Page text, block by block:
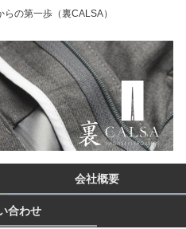
の第一歩（裏CALSA）
会社概要
合わせ